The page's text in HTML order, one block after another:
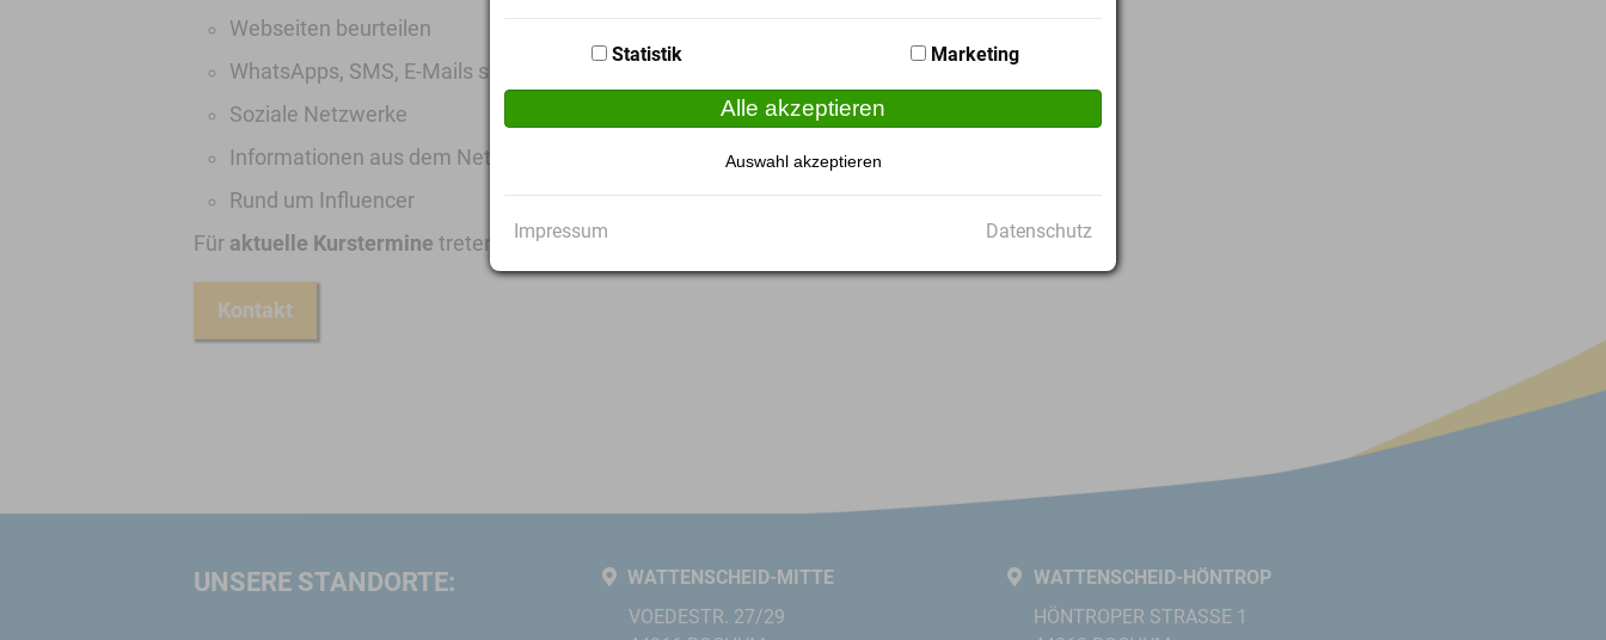
Webseiten beurteilen
WhatsApps, SMS, E-Mails schreiben
Soziale Netzwerke
Informationen aus dem Netz hinterfragen
Rund um Influencer
Für aktuelle Kurstermine treten Sie hier mit uns in
Kontakt
UNSERE STANDORTE:
WATTENSCHEID-MITTE
VOEDESTR. 27/29
WATTENSCHEID-HÖNTROP
HÖNTROPER STRASSE 1
Statistik Marketing
Auswahl akzeptieren
Alle akzeptieren
Impressum Datenschutz